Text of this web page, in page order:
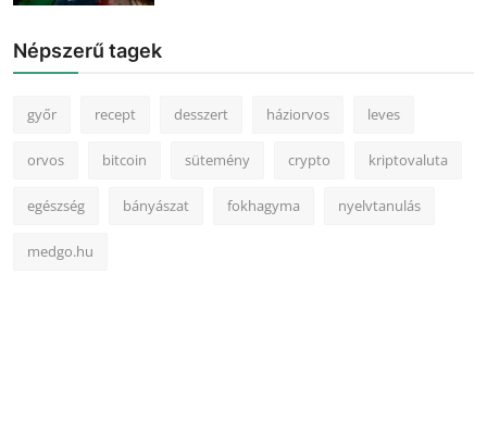
Népszerű tagek
győr recept desszert háziorvos leves
orvos bitcoin sütemény crypto kriptovaluta
egészség bányászat fokhagyma nyelvtanulás
medgo.hu